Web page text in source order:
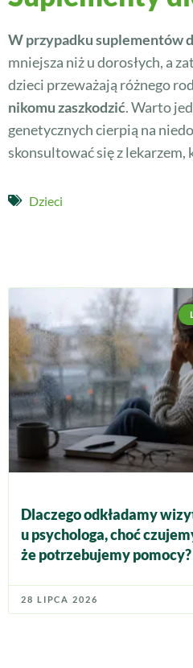
W przypadku suplementów
mniejsza niż u dorosłych, a
dzieci przeważają różnego
nikomu zaszkodzić. Warto
genetycznych cierpią na
skonsultować się z
Dzieci
Dlaczego odkładamy
u psychologa, choć
że potrzebujemy pomocy?
28 LIPCA 2026